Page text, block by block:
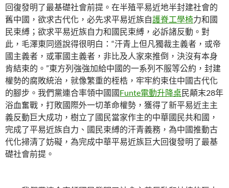
回復發明了最基礎社會前提。在半殖平易近地半封建社會的
舊中國，欲求古代化，必先求平易近族自護脊工學椅力和國
民束縛；欲求平易近族自力和國民束縛，必訴諸反動。對
此，毛澤東同道說得很明白：“汗青上但凡獨裁主義者，或帝
國主義者，或軍國主義者，非比及人家來推倒，決沒有本身
肯結束的。”東方列強強加給中國的一系列不服等公約，封建
權勢的腐敗統治，就像繁重的桎梏，牢牢約束住中國古代化
的腳步。我們黨連合率領中國國Funte電動升降桌民顛末28年
浴血奮戰，打敗國際外一切革命權勢，獲得了新平易近主主
義反動巨大成功，樹立了國民當家作主的中華國民共和國，
完成了平易近族自力、國民束縛的汗青義務，為中國推動古
代化掃清了妨礙，為完成中華平易近族巨大回復發明了最基
礎社會前提。